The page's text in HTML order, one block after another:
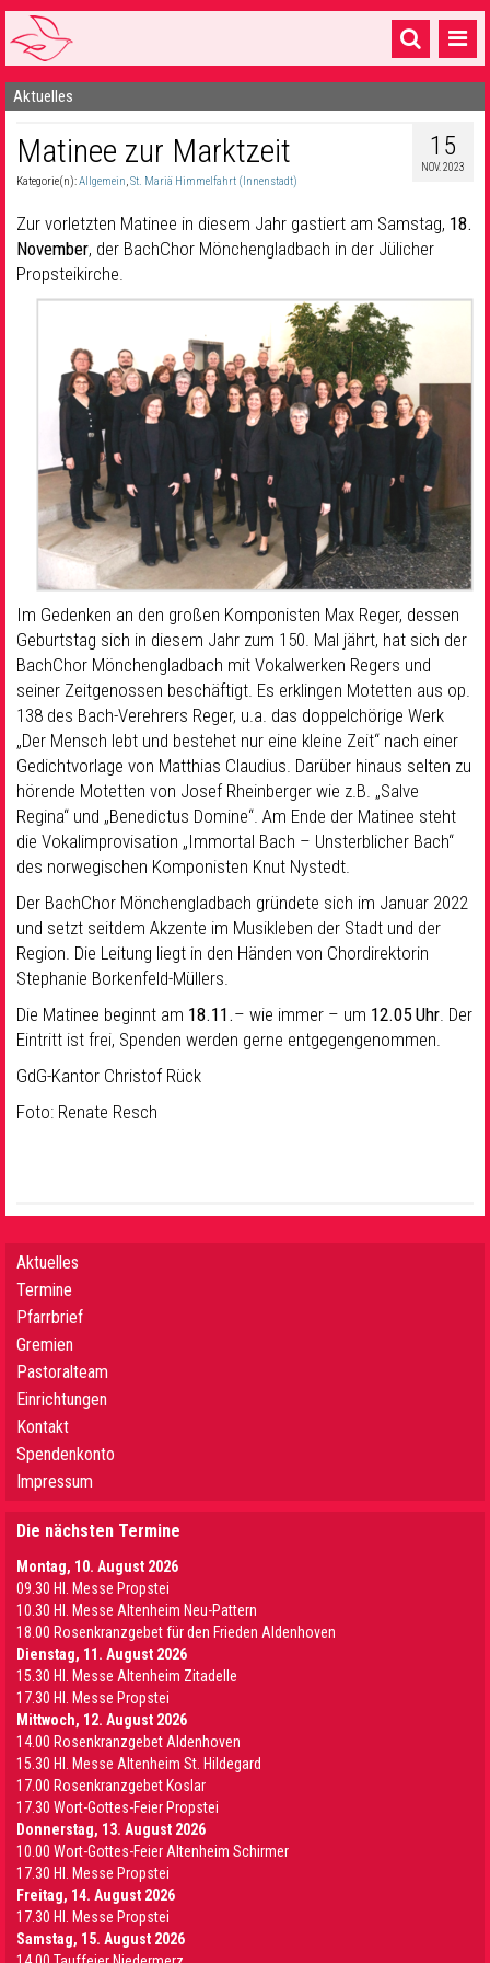
Startseite
1 Pfarrei
16 Gemeinden & mehr
Gottesdienste & Sinnsuche
Sakramente & Feste
Musik& Kultur
Seelsorge & Kontakt
Aktuelles
15
NOV. 2023
Matinee zur Marktzeit
Kategorie(n):Allgemein,St. Mariä Himmelfahrt (Innenstadt)
Zur vorletzten Matinee in diesem Jahr gastiert am Samstag, 18.
November, der BachChor Mönchengladbach in der Jülicher
Propsteikirche.
Im Gedenken an den großen Komponisten Max Reger, dessen
Geburtstag sich in diesem Jahr zum 150. Mal jährt, hat sich der
BachChor Mönchengladbach mit Vokalwerken Regers und
seiner Zeitgenossen beschäftigt. Es erklingen Motetten aus op.
138 des Bach-Verehrers Reger, u.a. das doppelchörige Werk
„Der Mensch lebt und bestehet nur eine kleine Zeit“ nach einer
Gedichtvorlage von Matthias Claudius. Darüber hinaus selten zu
hörende Motetten von Josef Rheinberger wie z.B. „Salve
Regina“ und „Benedictus Domine“. Am Ende der Matinee steht
die Vokalimprovisation „Immortal Bach – Unsterblicher Bach“
des norwegischen Komponisten Knut Nystedt.
Der BachChor Mönchengladbach gründete sich im Januar 2022
und setzt seitdem Akzente im Musikleben der Stadt und der
Region. Die Leitung liegt in den Händen von Chordirektorin
Stephanie Borkenfeld-Müllers.
Die Matinee beginnt am 18.11.– wie immer – um 12.05 Uhr. Der
Eintritt ist frei, Spenden werden gerne entgegengenommen.
GdG-Kantor Christof Rück
Foto: Renate Resch
Aktuelles
Termine
Pfarrbrief
Gremien
Pastoralteam
Einrichtungen
Kontakt
Spendenkonto
Impressum
Die nächsten Termine
Montag, 10. August 2026
09.30 Hl. Messe Propstei
10.30 Hl. Messe Altenheim Neu-Pattern
18.00 Rosenkranzgebet für den Frieden Aldenhoven
Dienstag, 11. August 2026
15.30 Hl. Messe Altenheim Zitadelle
17.30 Hl. Messe Propstei
Mittwoch, 12. August 2026
14.00 Rosenkranzgebet Aldenhoven
15.30 Hl. Messe Altenheim St. Hildegard
17.00 Rosenkranzgebet Koslar
17.30 Wort-Gottes-Feier Propstei
Donnerstag, 13. August 2026
10.00 Wort-Gottes-Feier Altenheim Schirmer
17.30 Hl. Messe Propstei
Freitag, 14. August 2026
17.30 Hl. Messe Propstei
Samstag, 15. August 2026